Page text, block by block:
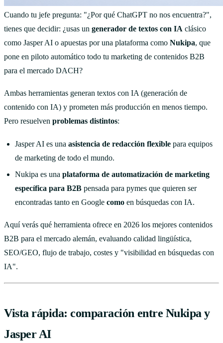
Cuando tu jefe pregunta: "¿Por qué ChatGPT no nos encuentra?",
tienes que decidir: ¿usas un generador de textos con IA clásico
como Jasper AI o apuestas por una plataforma como Nukipa, que
pone en piloto automático todo tu marketing de contenidos B2B
para el mercado DACH?
Ambas herramientas generan textos con IA (generación de
contenido con IA) y prometen más producción en menos tiempo.
Pero resuelven problemas distintos:
Jasper AI es unaasistencia de redacción flexible para equipos
de marketing de todo el mundo.
Nukipa es unaplataforma de automatización de marketing
específica para B2B pensada para pymes que quieren ser
encontradas tanto en Googlecomo en búsquedas con IA.
Aquí verás qué herramienta ofrece en 2026 los mejores contenidos
B2B para el mercado alemán, evaluando calidad lingüística,
SEO/GEO, flujo de trabajo, costes y "visibilidad en búsquedas con
IA".
Vista rápida: comparación entre Nukipa y
Jasper AI